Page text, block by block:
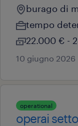
burago di
tempo
22.000 € -
10 giugno 2026
operational
operai